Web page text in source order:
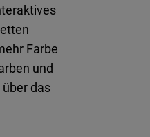
Farbe
und
das